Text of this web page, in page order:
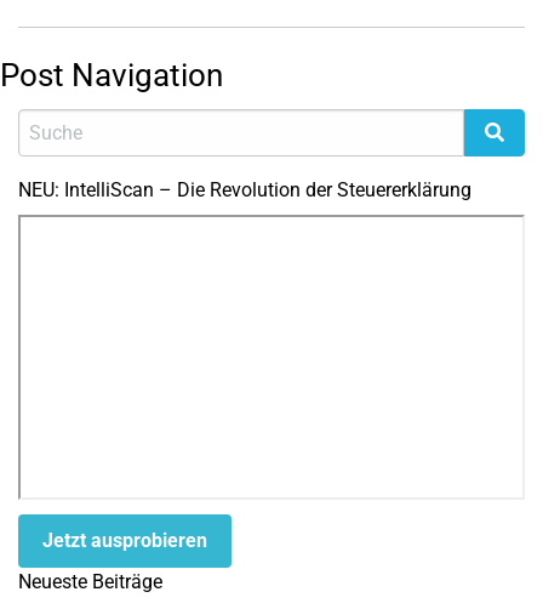
Post Navigation
NEU: IntelliScan – Die Revolution der Steuererklärung
Jetzt ausprobieren
Neueste Beiträge